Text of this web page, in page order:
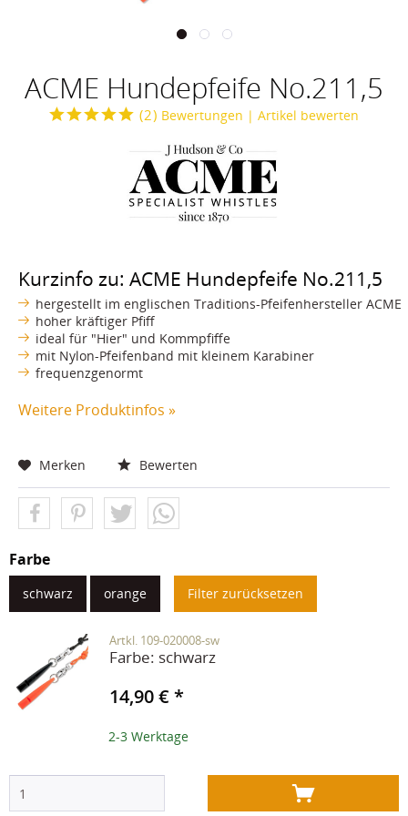
ACME Hundepfeife No.211,5
(2) Bewertungen | Artikel bewerten
Kurzinfo zu: ACME Hundepfeife No.211,5
hergestellt im englischen Traditions-Pfeifenhersteller ACME
hoher kräftiger Pfiff
ideal für "Hier" und Kommpfiffe
mit Nylon-Pfeifenband mit kleinem Karabiner
frequenzgenormt
Weitere Produktinfos »
Merken Bewerten
Farbe
schwarz orange Filter zurücksetzen
Artkl. 109-020008-sw
Farbe: schwarz
2-3 Werktage
14,90 € *